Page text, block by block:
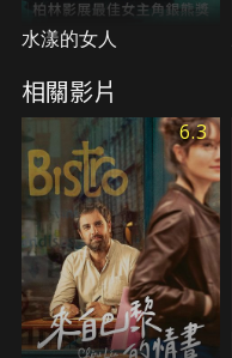
水漾的女人
相關影片
6.3